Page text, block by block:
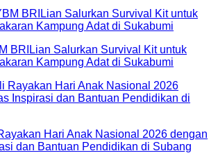
BRILian Salurkan Survival Kit untuk
Kampung Adat di Sukabumi
Hari Anak Nasional 2026 dengan
dan Bantuan Pendidikan di Subang